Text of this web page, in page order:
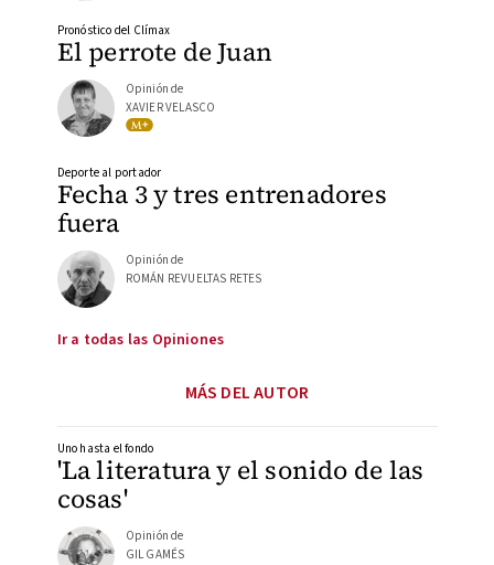
El perrote de Juan
Pronóstico del Clímax
Opinión de
XAVIER VELASCO
Fecha 3 y tres entrenadores
fuera
Deporte al portador
Opinión de
ROMÁN REVUELTAS RETES
Ir a todas las Opiniones
MÁS DEL AUTOR
'La literatura y el sonido de las
cosas'
Uno hasta el fondo
Opinión de
GIL GAMÉS